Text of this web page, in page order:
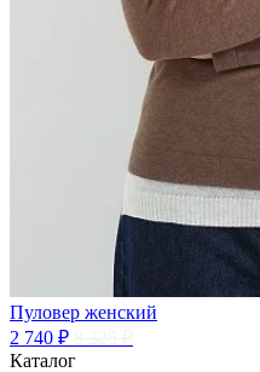
Пуловер женский
2 740 ₽
Каталог